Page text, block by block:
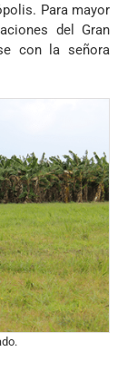
Para mayor
del Gran
con la señora